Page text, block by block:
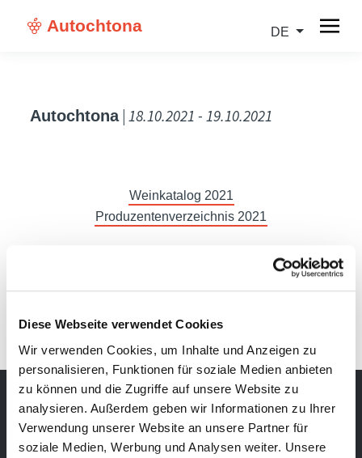
Diese Webseite verwendet Cookies
Wir verwenden Cookies, um Inhalte und Anzeigen zu
personalisieren, Funktionen für soziale Medien anbieten
zu können und die Zugriffe auf unsere Website zu
analysieren. Außerdem geben wir Informationen zu Ihrer
Verwendung unserer Website an unsere Partner für
soziale Medien, Werbung und Analysen weiter. Unsere
Autochtona DE
Autochtona | 18.10.2021 - 19.10.2021
Weinkatalog 2021
Produzentenverzeichnis 2021
Newsletter